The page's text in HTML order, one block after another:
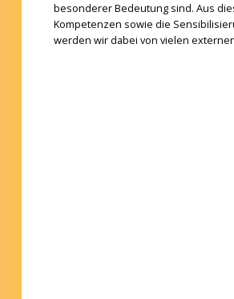
Termine
besonderer Bedeutung sind. Aus
Kompetenzen sowie die
werden wir dabei von vielen